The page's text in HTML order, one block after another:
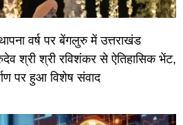
वर्ष पर बेंगलुरु में उत्तराखंड
श्री श्री रविशंकर से ऐतिहासिक भेंट,
पर हुआ विशेष संवाद